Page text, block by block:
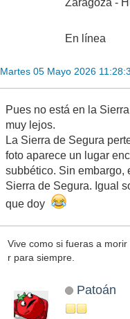
Zaragoza -
En línea
Martes 05 Mayo 2026
Pues no está en la
muy lejos.
La Sierra de Segura
foto aparece un lugar
subbético. Sin embargo,
Sierra de Segura. Igual
que doy
Vive como si fueras a
r para siempre.
Patoán